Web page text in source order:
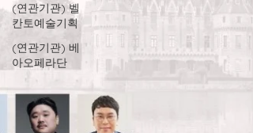
(연관기관) 벨
칸토예술기획
(연관기관) 베
아오페라단